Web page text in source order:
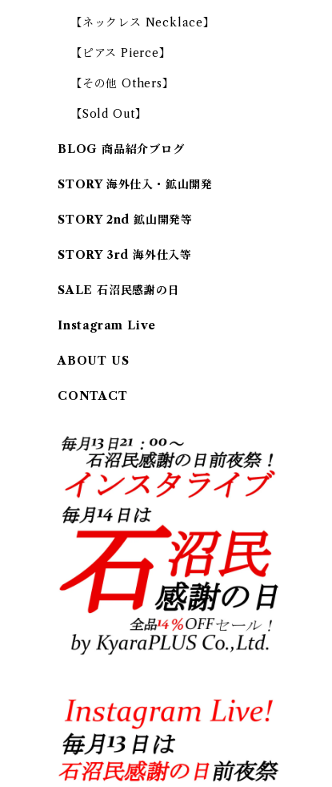
【ネックレス Necklace】
【ピアス Pierce】
【その他 Others】
【Sold Out】
BLOG 商品紹介ブログ
STORY 海外仕入・鉱山開発
STORY 2nd 鉱山開発等
STORY 3rd 海外仕入等
SALE 石沼民感謝の日
Instagram Live
ABOUT US
CONTACT